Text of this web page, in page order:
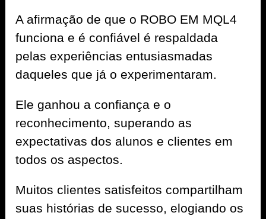
A afirmação de que o ROBO EM MQL4
funciona e é confiável é respaldada
pelas experiências entusiasmadas
daqueles que já o experimentaram.
Ele ganhou a confiança e o
reconhecimento, superando as
expectativas dos alunos e clientes em
todos os aspectos.
Muitos clientes satisfeitos compartilham
suas histórias de sucesso, elogiando os